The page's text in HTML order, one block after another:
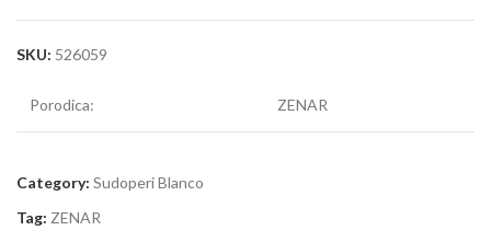
SKU: 526059
Porodica: ZENAR
Category: Sudoperi Blanco
Tag: ZENAR